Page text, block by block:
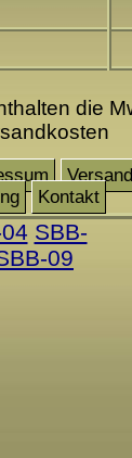
die
Versand
Kontakt
SBB-
09